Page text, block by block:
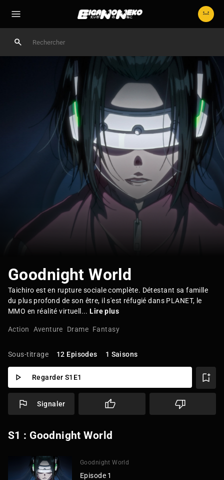
Goodnight World
Taichiro est en rupture sociale complète. Détestant sa famille
du plus profond de son être, il s'est réfugié dans PLANET, le
MMO en réalité virtuell...Lire plus
Action Aventure Drame Fantasy
Sous-titrage 12 Episodes 1 Saisons
Regarder S1E1
Signaler
S1 : Goodnight World
Goodnight World
Episode 1